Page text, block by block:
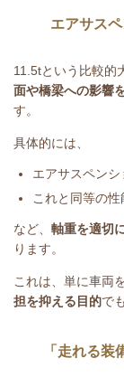
エアサス
11.5tという比較的
面や橋梁への影響
す。
具体的には、
エアサスペンシ
これと同等の
など、 軸重を適切
ります。
これは、単に車両
担を抑える目的で
「走れる